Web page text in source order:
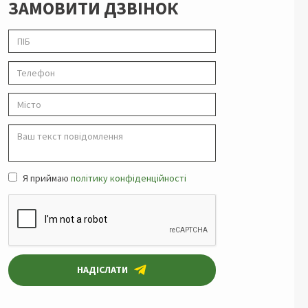
ЗАМОВИТИ ДЗВІНОК
Я приймаю політику конфіденційності
НАДІСЛАТИ